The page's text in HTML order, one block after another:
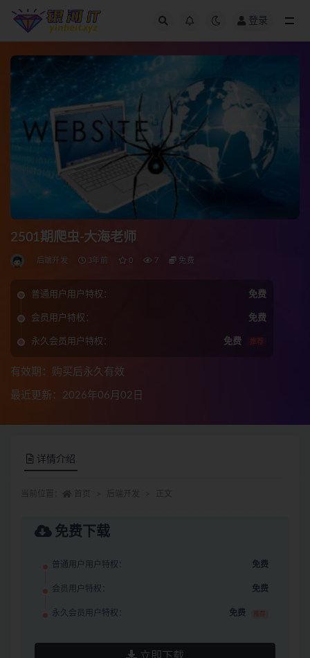
登录
2501期爬虫-大海老师
后端开发 3年前 0 7 免费
普通用户用户特权： 免费
会员用户特权： 免费
永久会员用户特权： 免费 推荐
有效期：购买后永久有效
最近更新：2026年06月02日
详情介绍
免费下载
普通用户用户特权： 免费
会员用户特权： 免费
永久会员用户特权： 免费 推荐